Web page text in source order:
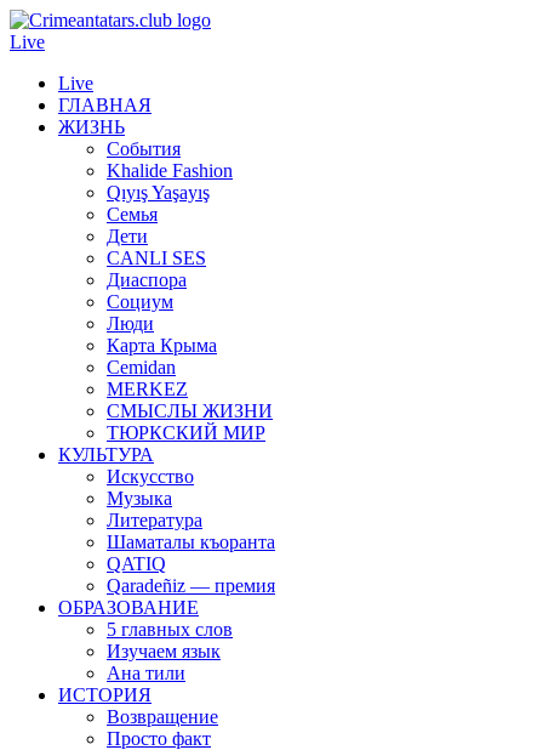
Live
Live
ГЛАВНАЯ
ЖИЗНЬ
События
Khalide Fashion
Qıyış Yaşayış
Семья
Дети
CANLI SES
Диаспора
Социум
Люди
Карта Крыма
Cemidan
МERKEZ
СМЫСЛЫ ЖИЗНИ
ТЮРКСКИЙ МИР
КУЛЬТУРА
Искусство
Музыка
Литература
Шаматалы къоранта
QATIQ
Qaradeñiz — премия
ОБРАЗОВАНИЕ
5 главных слов
Изучаем язык
Ана тили
ИСТОРИЯ
Возвращение
Просто факт